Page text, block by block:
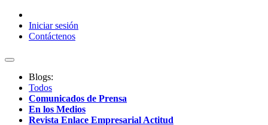
Iniciar sesión
Contáctenos
Blogs:
Todos
Comunicados de Prensa
En los Medios
Revista Enlace Empresarial Actitud